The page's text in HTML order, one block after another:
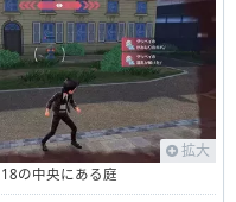
拡大
の中央にある庭